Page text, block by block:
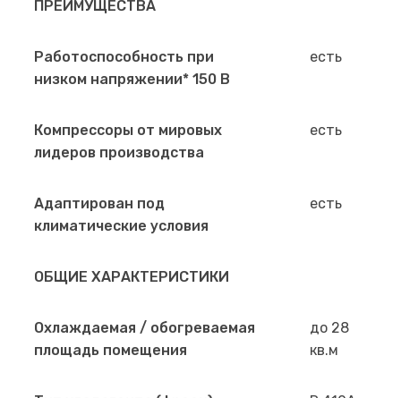
ПРЕИМУЩЕСТВА
Работоспособность при
низком напряжении* 150 В
есть
Компрессоры от мировых
лидеров производства
есть
Адаптирован под
климатические условия
есть
ОБЩИЕ ХАРАКТЕРИСТИКИ
Охлаждаемая / обогреваемая
площадь помещения
до 28
кв.м